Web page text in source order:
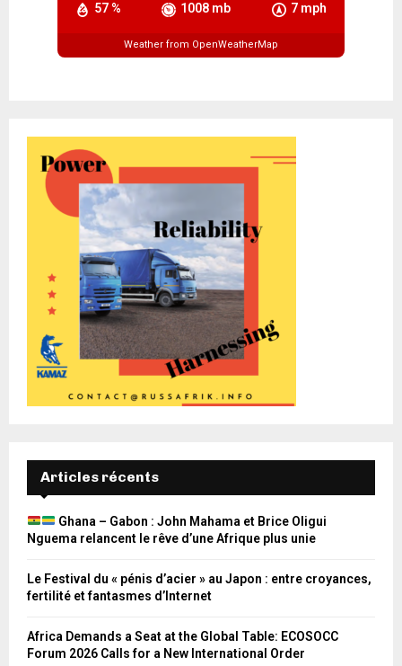
57 % 1008 mb 7 mph
Weather from OpenWeatherMap
Articles récents
Ghana – Gabon : John Mahama et Brice Oligui
Nguema relancent le rêve d’une Afrique plus unie
Le Festival du « pénis d’acier » au Japon : entre croyances,
fertilité et fantasmes d’Internet
Africa Demands a Seat at the Global Table: ECOSOCC
Forum 2026 Calls for a New International Order